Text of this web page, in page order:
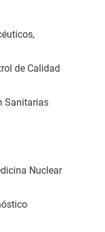
de Calidad
Sanitarias
Nuclear